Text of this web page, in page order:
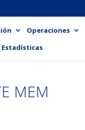
Operaciones
MEM